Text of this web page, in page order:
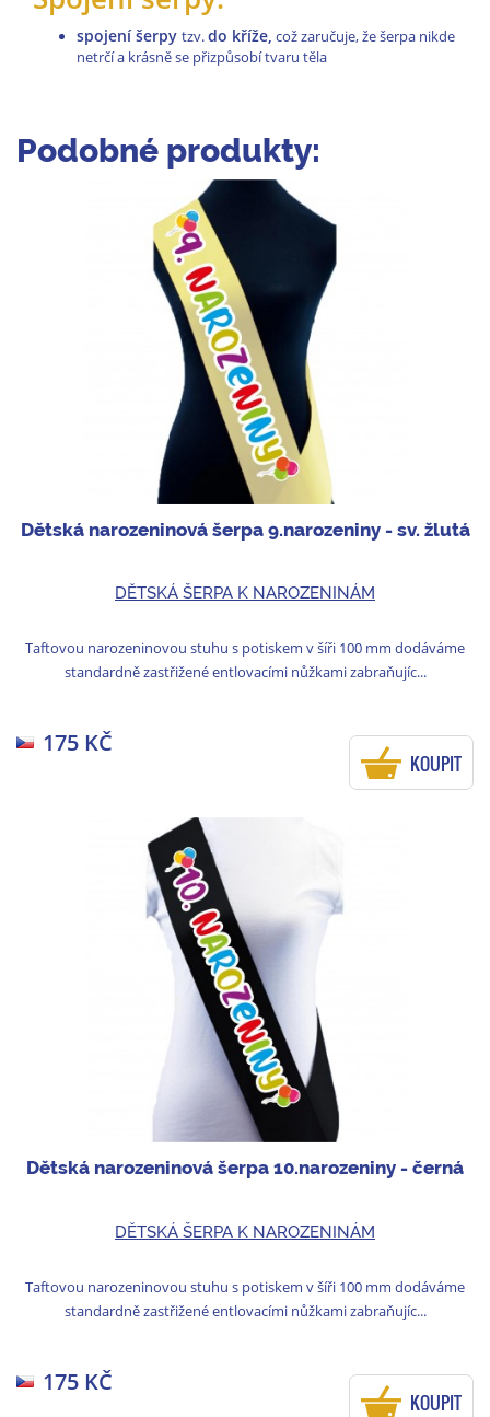
spojení šerpy tzv.do kříže, což zaručuje, že šerpa nikde
netrčí a krásně se přizpůsobí tvaru těla
Podobné produkty:
Dětská narozeninová šerpa 9.narozeniny - sv. žlutá
DĚTSKÁ ŠERPA K NAROZENINÁM
Taftovou narozeninovou stuhu s potiskem v šíři 100 mm dodáváme
standardně zastřižené entlovacími nůžkami zabraňujíc...
175 KČ
KOUPIT
Dětská narozeninová šerpa 10.narozeniny - černá
DĚTSKÁ ŠERPA K NAROZENINÁM
Taftovou narozeninovou stuhu s potiskem v šíři 100 mm dodáváme
standardně zastřižené entlovacími nůžkami zabraňujíc...
175 KČ
KOUPIT